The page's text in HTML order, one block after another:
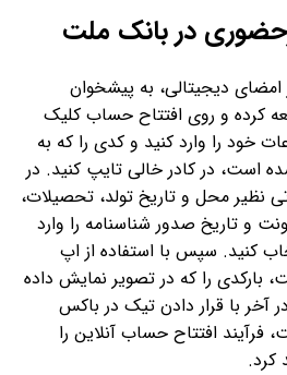
در بانک ملت
دیجیتالی، به پیشخوان
کرده و روی افتتاح حساب کلیک
خود را وارد کنید و کدی را که به
است، در کادر خالی تایپ کنید. در
نظیر محل و تاریخ تولد، تحصیلات،
و تاریخ صدور شناسنامه را وارد
کنید. سپس با استفاده از اپ
بارکدی را که در تصویر نمایش داده
آخر با قرار دادن تیک در باکس
فرآیند افتتاح حساب آنلاین را
کرد.